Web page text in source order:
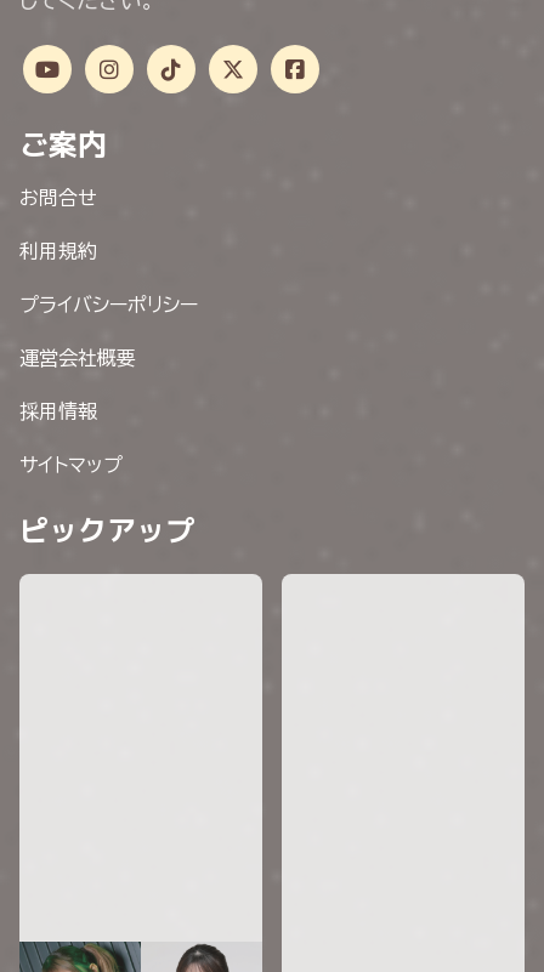
ご案内
お問合せ
利用規約
プライバシーポリシー
運営会社概要
採用情報
サイトマップ
ピックアップ